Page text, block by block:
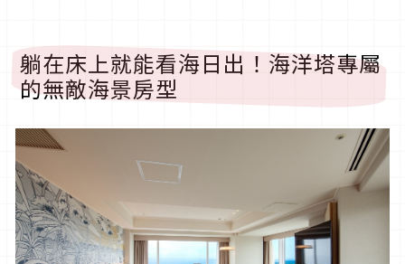
躺在床上就能看海日出！海洋塔專屬
的無敵海景房型